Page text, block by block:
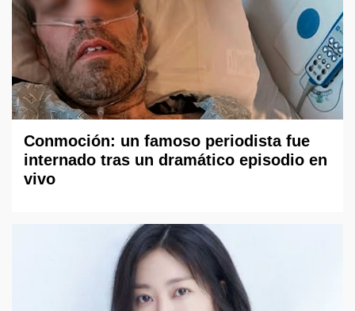
Conmoción: un famoso periodista fue
internado tras un dramático episodio en
vivo